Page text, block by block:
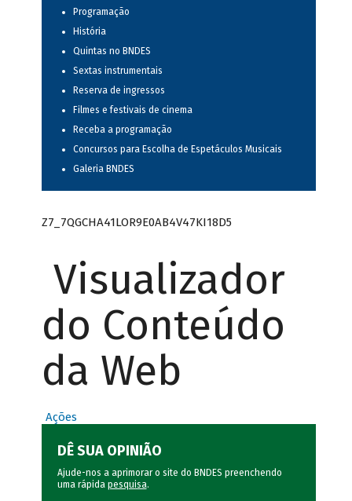
Programação
História
Quintas no BNDES
Sextas instrumentais
Reserva de ingressos
Filmes e festivais de cinema
Receba a programação
Concursos para Escolha de Espetáculos Musicais
Galeria BNDES
Z7_7QGCHA41LOR9E0AB4V47KI18D5
Visualizador
do Conteúdo
da Web
Ações
DÊ SUA OPINIÃO
Ajude-nos a aprimorar o site do BNDES preenchendo
uma rápida pesquisa.